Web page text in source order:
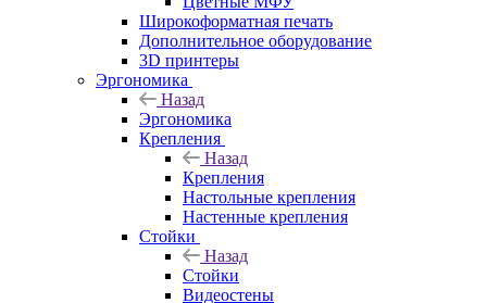
Широкоформатная печать
Дополнительное оборудование
3D принтеры
Эргономика
Назад
Эргономика
Крепления
Назад
Крепления
Настольные крепления
Настенные крепления
Стойки
Назад
Стойки
Видеостены